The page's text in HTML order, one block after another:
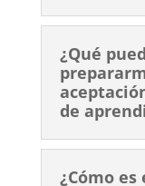
¿Qué
de
¿Cómo es